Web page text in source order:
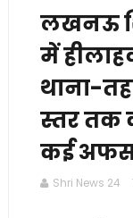
लखनऊ
में
थाना-
स्तर तक
कई
Shri News 24